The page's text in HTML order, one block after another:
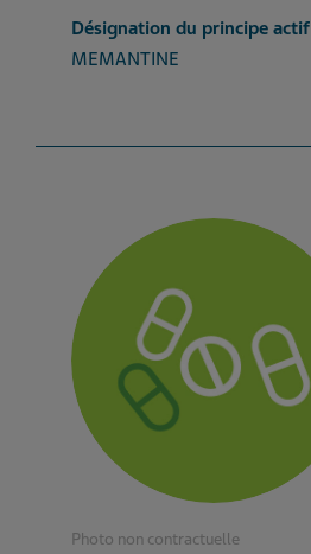
Désignation du principe actif
MEMANTINE
Photo non contractuelle